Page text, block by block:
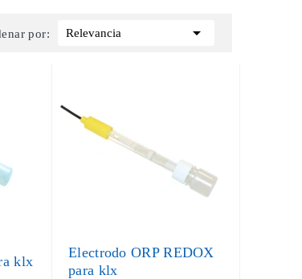
por: Relevancia 
klx
Electrodo ORP REDOX
para klx